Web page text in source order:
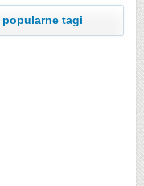
popularne tagi